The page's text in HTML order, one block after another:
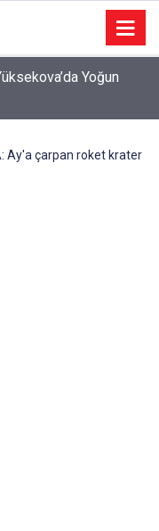
Yoğun
Ay'a çarpan roket krater